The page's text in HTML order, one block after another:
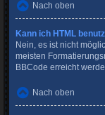
Nach oben
Kann ich HTML
Nein, es ist nicht
meisten
BBCode erreicht
Nach oben